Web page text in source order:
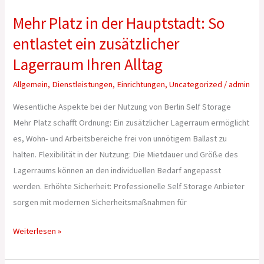
Mehr Platz in der Hauptstadt: So
entlastet ein zusätzlicher
Lagerraum Ihren Alltag
Allgemein, Dienstleistungen, Einrichtungen,Uncategorized /admin
Wesentliche Aspekte bei der Nutzung von Berlin Self Storage
Mehr Platz schafft Ordnung: Ein zusätzlicher Lagerraum ermöglicht
es, Wohn- und Arbeitsbereiche frei von unnötigem Ballast zu
halten. Flexibilität in der Nutzung: Die Mietdauer und Größe des
Lagerraums können an den individuellen Bedarf angepasst
werden. Erhöhte Sicherheit: Professionelle Self Storage Anbieter
sorgen mit modernen Sicherheitsmaßnahmen für
Weiterlesen »